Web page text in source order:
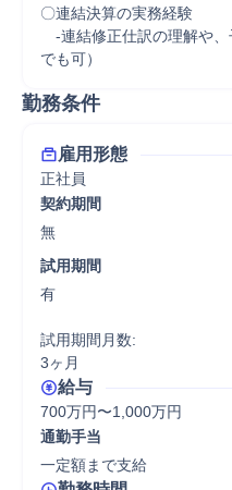
〇連結決算の実務経験
-連結修正仕訳の理解や、
勤務条件
雇用形態
正社員
契約期間
無
試用期間
有
試用期間月数:
3ヶ月
給与
700万円〜1,000万円
通勤手当
一定額まで支給